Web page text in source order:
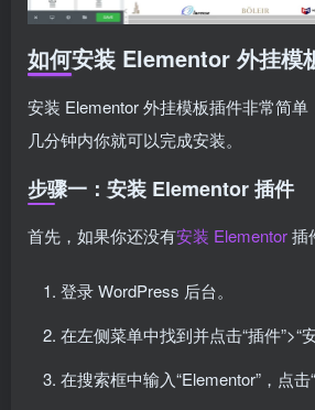
如何安装 Elementor 外挂模
安装 Elementor 外挂模板插件非常简单
几分钟内你就可以完成安装。
步骤一：安装 Elementor 插件
首先，如果你还没有安装 Elementor插
登录 WordPress 后台。
在左侧菜单中找到并点击“插件”>“安
在搜索框中输入“Elementor”，点击“